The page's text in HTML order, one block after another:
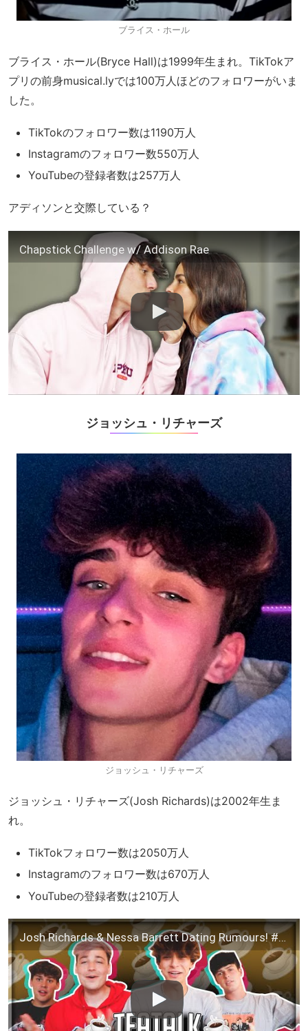
ブライス・ホール
ブライス・ホール(Bryce Hall)は1999年生まれ。TikTokア
プリの前身musical.lyでは100万人ほどのフォロワーがいま
した。
TikTokのフォロワー数は1190万人
Instagramのフォロワー数550万人
YouTubeの登録者数は257万人
アディソンと交際している？
Chapstick Challenge w/ Addison Rae
ジョッシュ・リチャーズ
ジョッシュ・リチャーズ
ジョッシュ・リチャーズ(Josh Richards)は2002年生ま
れ。
TikTokフォロワー数は2050万人
Instagramのフォロワー数は670万人
YouTubeの登録者数は210万人
Josh Richards & Nessa Barrett Dating Rumours! #Teatalk Bryce Hall Confronts Jordan Tucker!